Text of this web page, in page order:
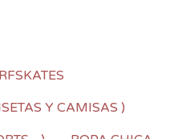
Y CAMISAS )